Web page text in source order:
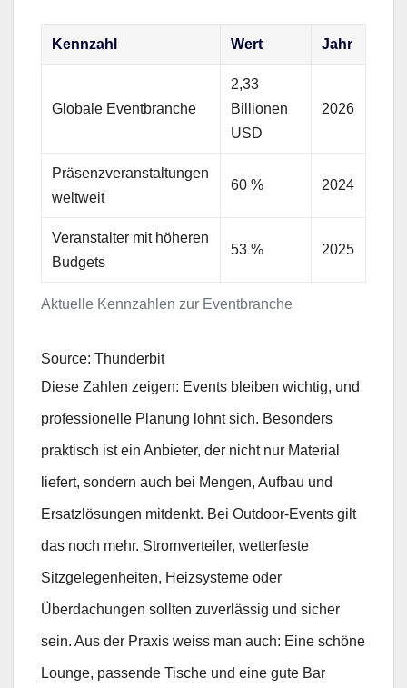
Aktuelle Kennzahlen zur Eventbranche
Kennzahl Wert Jahr
Globale Eventbranche
2,33
Billionen
USD
2026
Präsenzveranstaltungen
weltweit
60 % 2024
Veranstalter mit höheren
Budgets
53 % 2025
Source: Thunderbit
Diese Zahlen zeigen: Events bleiben wichtig, und
professionelle Planung lohnt sich. Besonders
praktisch ist ein Anbieter, der nicht nur Material
liefert, sondern auch bei Mengen, Aufbau und
Ersatzlösungen mitdenkt. Bei Outdoor-Events gilt
das noch mehr. Stromverteiler, wetterfeste
Sitzgelegenheiten, Heizsysteme oder
Überdachungen sollten zuverlässig und sicher
sein. Aus der Praxis weiss man auch: Eine schöne
Lounge, passende Tische und eine gute Bar